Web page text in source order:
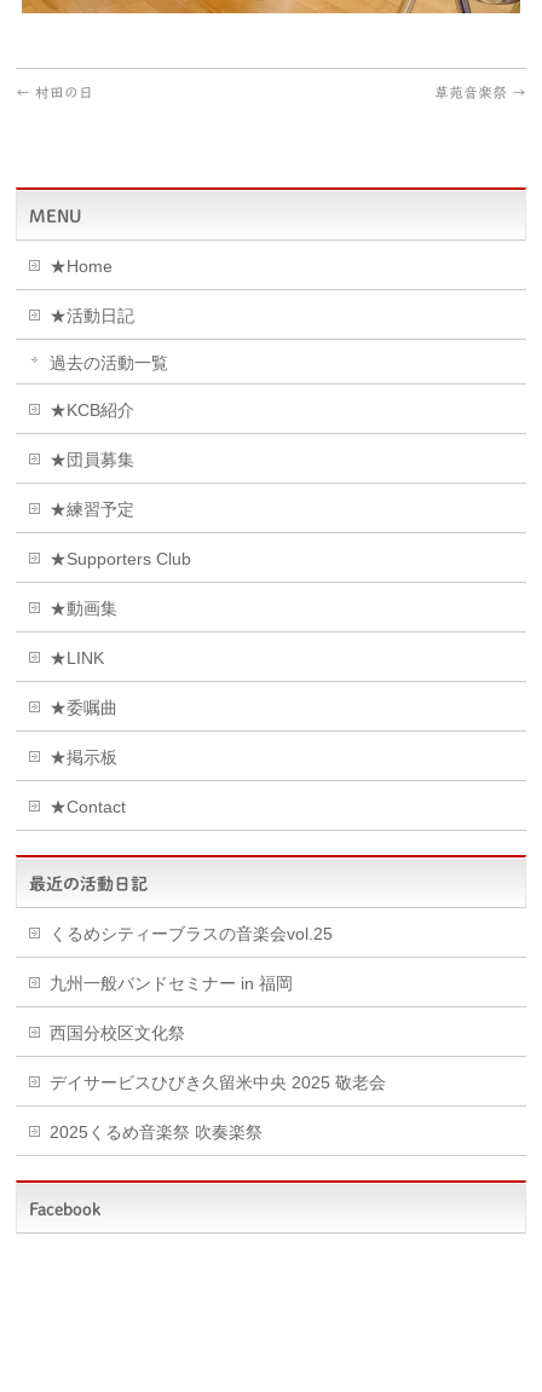
← 村田の日 草苑音楽祭 →
MENU
★Home
★活動日記
過去の活動一覧
★KCB紹介
★団員募集
★練習予定
★Supporters Club
★動画集
★LINK
★委嘱曲
★掲示板
★Contact
最近の活動日記
くるめシティーブラスの音楽会vol.25
九州一般バンドセミナー in 福岡
西国分校区文化祭
デイサービスひびき久留米中央 2025 敬老会
2025くるめ音楽祭 吹奏楽祭
Facebook